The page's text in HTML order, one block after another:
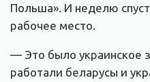
Польша». И неделю
рабочее место.
— Это было украинское
работали беларусы и